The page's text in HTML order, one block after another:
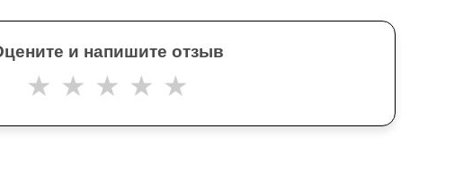
и напишите отзыв
★ ★ ★ ★ ★